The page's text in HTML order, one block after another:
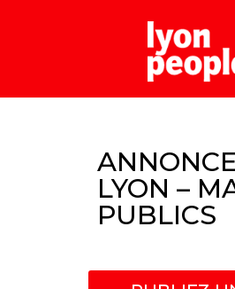
LYON –
PUBLICS